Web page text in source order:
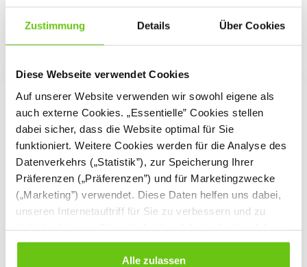
Zustimmung Details Über Cookies
Diese Webseite verwendet Cookies
Auf unserer Website verwenden wir sowohl eigene als
auch externe Cookies. „Essentielle” Cookies stellen
dabei sicher, dass die Website optimal für Sie
funktioniert. Weitere Cookies werden für die Analyse des
Datenverkehrs („Statistik”), zur Speicherung Ihrer
Präferenzen („Präferenzen”) und für Marketingzwecke
(„Marketing”) verwendet. Diese Daten helfen uns dabei,
unseren Internetauftriff für Sie zu verbessern und zu
Cookies Sie erlauben. Verweigern Sie Ihre Zustimmung,
wählen Sie „Alle ablehnen” – in diesem Fall werden nur
Alle zulassen
Zahnputzbecher gehören zur
Zahnbürste einfach dazu
Eine gute Mundhygiene setzt voraus, dass wir uns regelmäßig
und gründlich die Zähne putzen. Dies lernen wir bereits im
Kindesalter. Daher ist es nicht nur daheim, sondern auch in
Betreuungseinrichtungen wie Kindergärten oder
Kindertagesstätten wichtig, Kindern die richtige Zahnpflege
beizubringen. Hierfür braucht jedes Kind eineeigene
Zahnbürste sowie einen Zahnputzbecher. Außerdem können
Becher in bunten Farben oder mit fröhlichen Motiven